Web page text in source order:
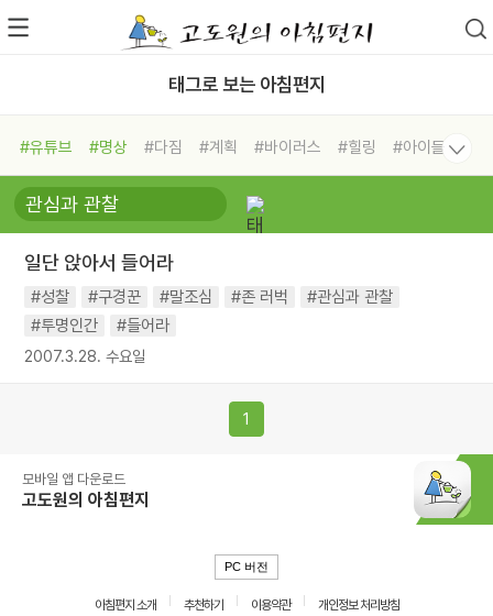
태그로 보는 아침편지
#유튜브 #명상 #다짐 #계획 #바이러스 #힐링
#아이들
#비전캠프
#독서캠프 #삶
#희망
#나눔 #친구 #링컨학교
#독서
#건강 #면역력
일단 앉아서 들어라
#성찰 #구경꾼 #말조심 #존 러벅
#관심과 관찰
#투명인간
#들어라
2007.3.28. 수요일
1
모바일 앱 다운로드
고도원의 아침편지
PC 버전
아침편지 소개 추천하기 이용약관
개인정보 처리방침